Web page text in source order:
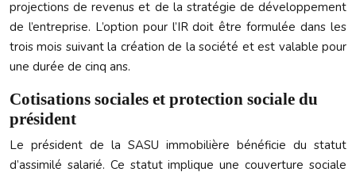
projections de revenus et de la stratégie de développement
de l’entreprise. L’option pour l’IR doit être formulée dans les
trois mois suivant la création de la société et est valable pour
une durée de cinq ans.
Cotisations sociales et protection sociale du
président
Le président de la SASU immobilière bénéficie du statut
d’assimilé salarié. Ce statut implique une couverture sociale